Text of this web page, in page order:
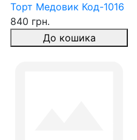
Торт Медовик Код-1016
840 грн.
До кошика